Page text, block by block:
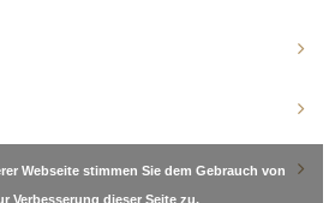
Webseite stimmen Sie dem Gebrauch von
Verbesserung dieser Seite zu.